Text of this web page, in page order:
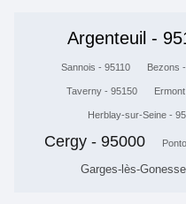
Argenteuil -
Sannois - 95110 Bezons
Taverny - 95150
Herblay-sur-Seine -
Cergy - 95000
Garges-lès-